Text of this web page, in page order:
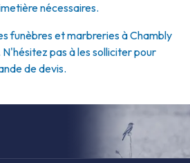
nécessaires.
funèbres et marbreries à Chambly
pas à les solliciter pour
de devis.